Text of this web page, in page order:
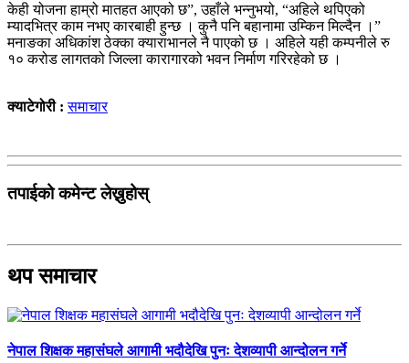
केही योजना हाम्रो मातहत आएको छ”, उहाँले भन्नुभयो, “अहिले थपिएको
म्यादभित्र काम नभए कारबाही हुन्छ । कुनै पनि बहानामा उम्किन मिल्दैन ।”
मनाङका अधिकांश ठेक्का क्याराभानले नै पाएको छ । अहिले यही कम्पनीले रु
१० करोड लागतको जिल्ला कारागारको भवन निर्माण गरिरहेको छ ।
क्याटेगोरी :समाचार
तपाईको कमेन्ट लेख्नुहोस्
थप समाचार
नेपाल शिक्षक महासंघले आगामी भदौदेखि पुनः देशव्यापी आन्दोलन गर्ने